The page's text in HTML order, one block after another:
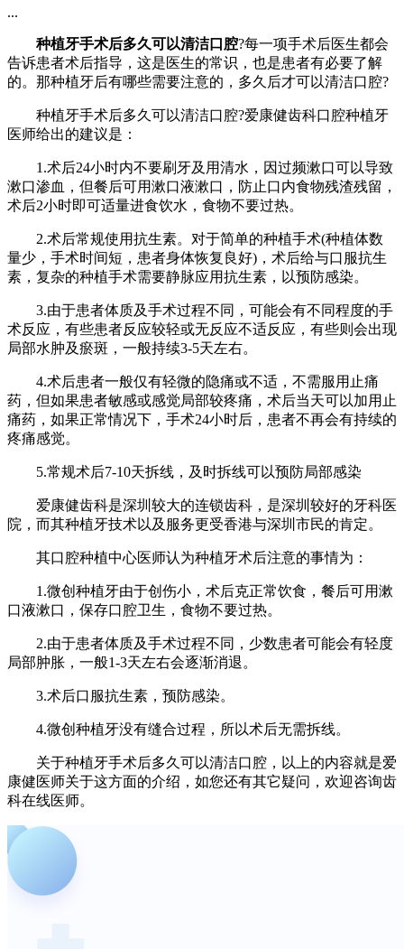
...
种植牙手术后多久可以清洁口腔?每一项手术后医生都会
告诉患者术后指导，这是医生的常识，也是患者有必要了解
的。那种植牙后有哪些需要注意的，多久后才可以清洁口腔?
种植牙手术后多久可以清洁口腔?爱康健齿科口腔种植牙
医师给出的建议是：
1.术后24小时内不要刷牙及用清水，因过频漱口可以导致
漱口渗血，但餐后可用漱口液漱口，防止口内食物残渣残留，
术后2小时即可适量进食饮水，食物不要过热。
2.术后常规使用抗生素。对于简单的种植手术(种植体数
量少，手术时间短，患者身体恢复良好)，术后给与口服抗生
素，复杂的种植手术需要静脉应用抗生素，以预防感染。
3.由于患者体质及手术过程不同，可能会有不同程度的手
术反应，有些患者反应较轻或无反应不适反应，有些则会出现
局部水肿及瘀斑，一般持续3-5天左右。
4.术后患者一般仅有轻微的隐痛或不适，不需服用止痛
药，但如果患者敏感或感觉局部较疼痛，术后当天可以加用止
痛药，如果正常情况下，手术24小时后，患者不再会有持续的
疼痛感觉。
5.常规术后7-10天拆线，及时拆线可以预防局部感染
爱康健齿科是深圳较大的连锁齿科，是深圳较好的牙科医
院，而其种植牙技术以及服务更受香港与深圳市民的肯定。
其口腔种植中心医师认为种植牙术后注意的事情为：
1.微创种植牙由于创伤小，术后克正常饮食，餐后可用漱
口液漱口，保存口腔卫生，食物不要过热。
2.由于患者体质及手术过程不同，少数患者可能会有轻度
局部肿胀，一般1-3天左右会逐渐消退。
3.术后口服抗生素，预防感染。
4.微创种植牙没有缝合过程，所以术后无需拆线。
关于种植牙手术后多久可以清洁口腔，以上的内容就是爱
康健医师关于这方面的介绍，如您还有其它疑问，欢迎咨询齿
科在线医师。